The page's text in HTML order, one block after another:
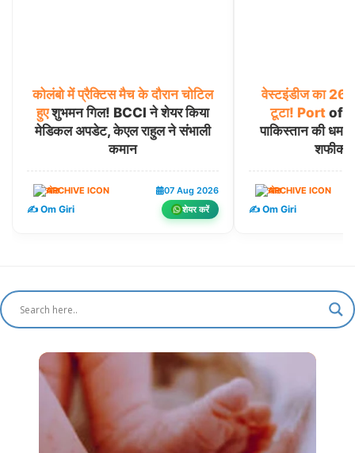
कोलंबो में प्रैक्टिस मैच के दौरान चोटिल
हुएशुभमन गिल! BCCI ने शेयर किया
मेडिकल अपडेट, केएल राहुल ने संभाली
कमान
खेल 07 Aug 2026
✍️ Om Giri शेयर करें
वेस्टइंडीज का 26
टूटा! Portof
पाकिस्तान की
शफीक
खेल
✍️ Om Giri